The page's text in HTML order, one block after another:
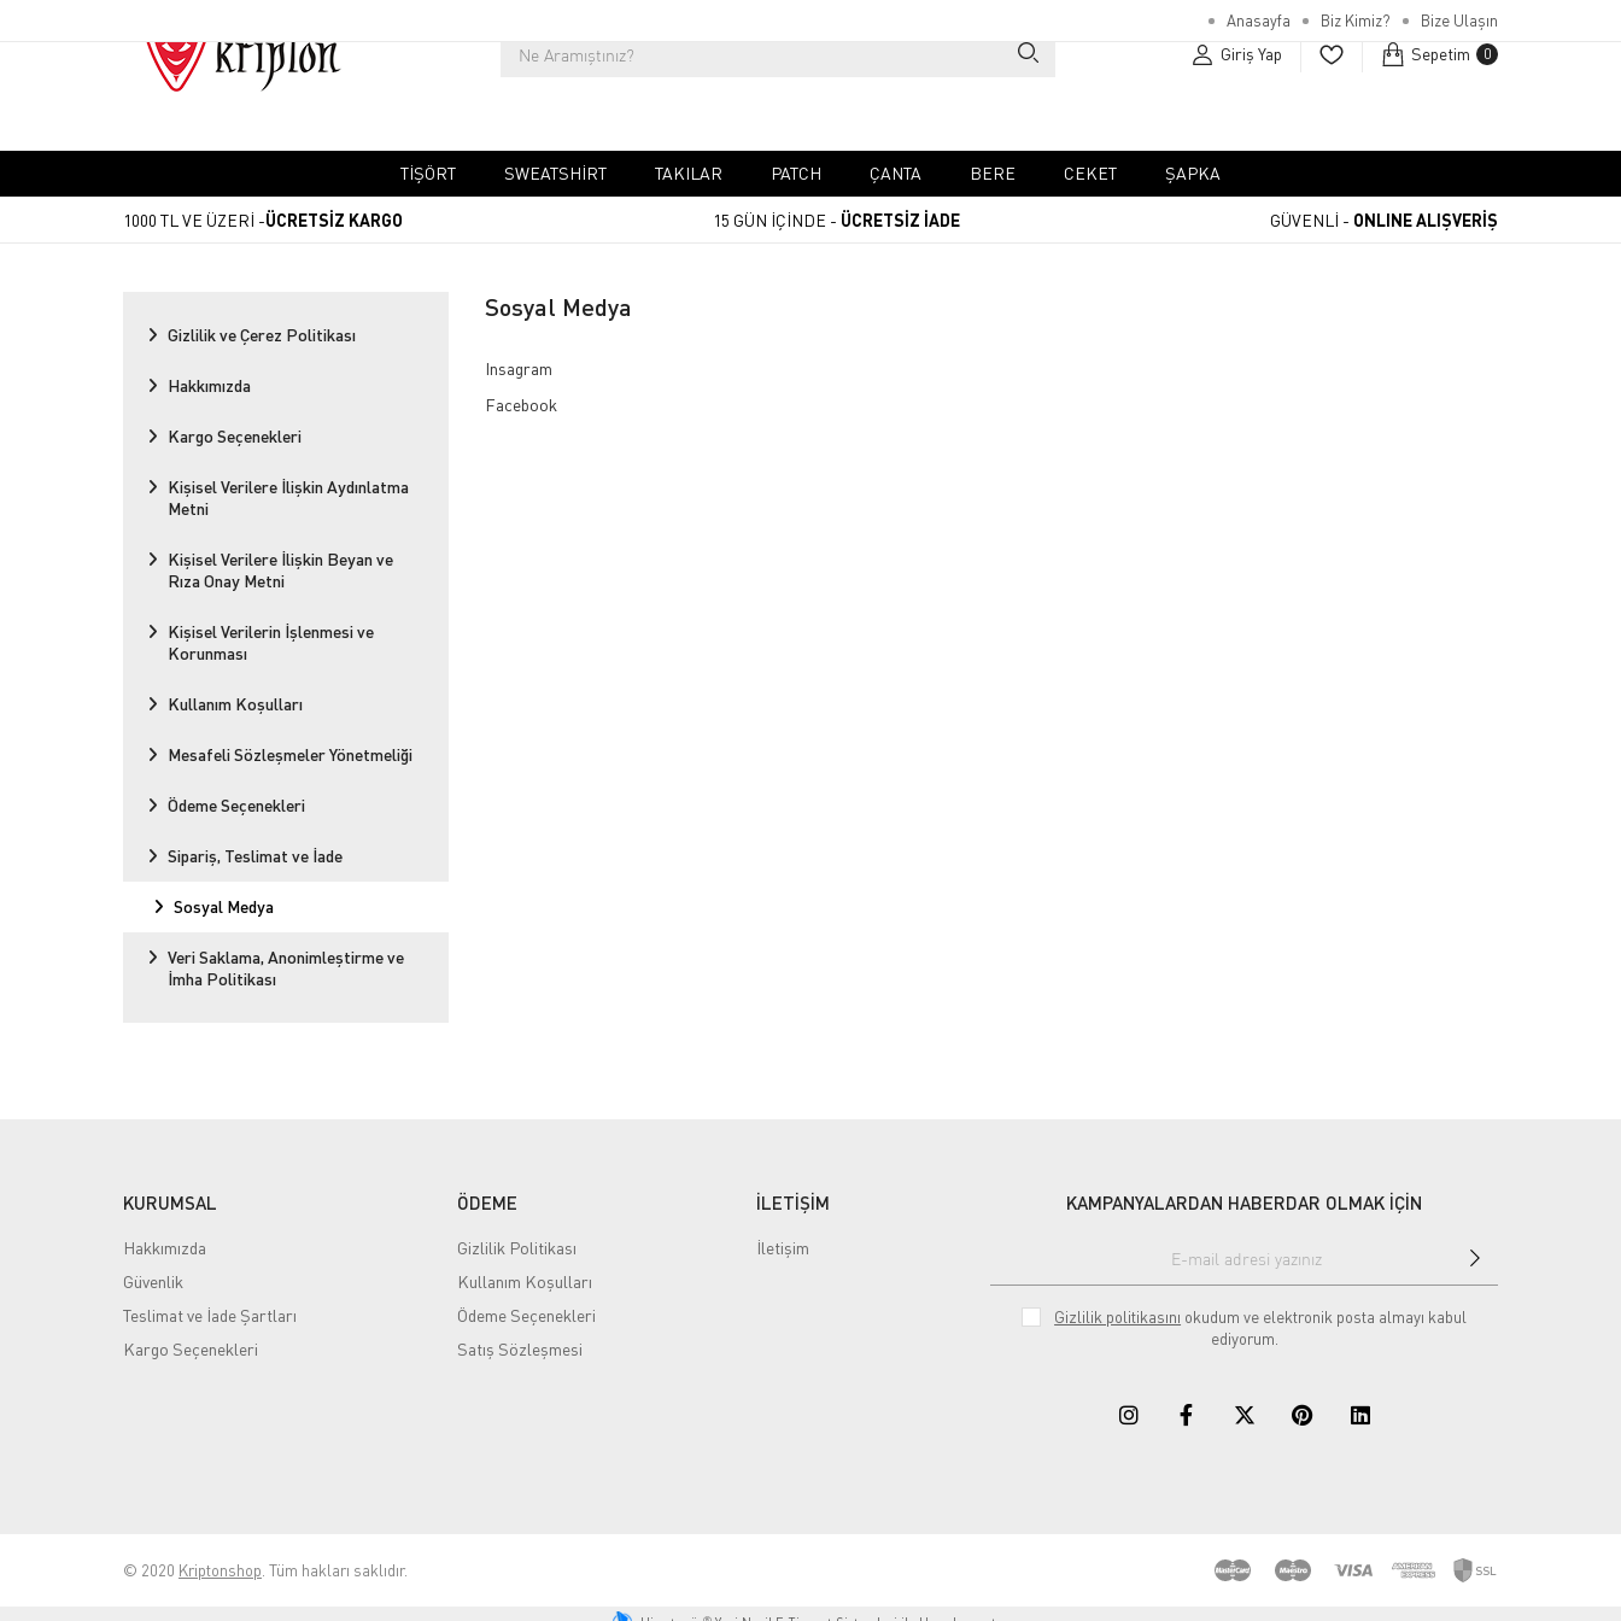
Anasayfa Biz Kimiz? Bize Ulaşın
Giriş Yap Sepetim 0
TIŞÖRT SWEATSHIRT TAKILAR PATCH ÇANTA BERE CEKET ŞAPKA
1000 TL VE ÜZERİ -ÜCRETSİZ KARGO 15 GÜN İÇİNDE - ÜCRETSİZ İADE GÜVENLİ - ONLINE ALIŞVERİŞ
Gizlilik ve Çerez Politikası
Hakkımızda
Kargo Seçenekleri
Kişisel Verilere İlişkin Aydınlatma
Metni
Kişisel Verilere İlişkin Beyan ve
Rıza Onay Metni
Kişisel Verilerin İşlenmesi ve
Korunması
Kullanım Koşulları
Mesafeli Sözleşmeler Yönetmeliği
Ödeme Seçenekleri
Sipariş, Teslimat ve İade
Sosyal Medya
Veri Saklama, Anonimleştirme ve
İmha Politikası
Sosyal Medya
Insagram
Facebook
KURUMSAL
Hakkımızda
Güvenlik
Teslimat ve İade Şartları
Kargo Seçenekleri
ÖDEME
Gizlilik Politikası
Kullanım Koşulları
Ödeme Seçenekleri
Satış Sözleşmesi
İLETİŞİM
İletişim
KAMPANYALARDAN HABERDAR OLMAK İÇİN
Gizlilik politikasını okudum ve elektronik posta almayı kabul
ediyorum.
© 2020 Kriptonshop . Tüm hakları saklıdır.